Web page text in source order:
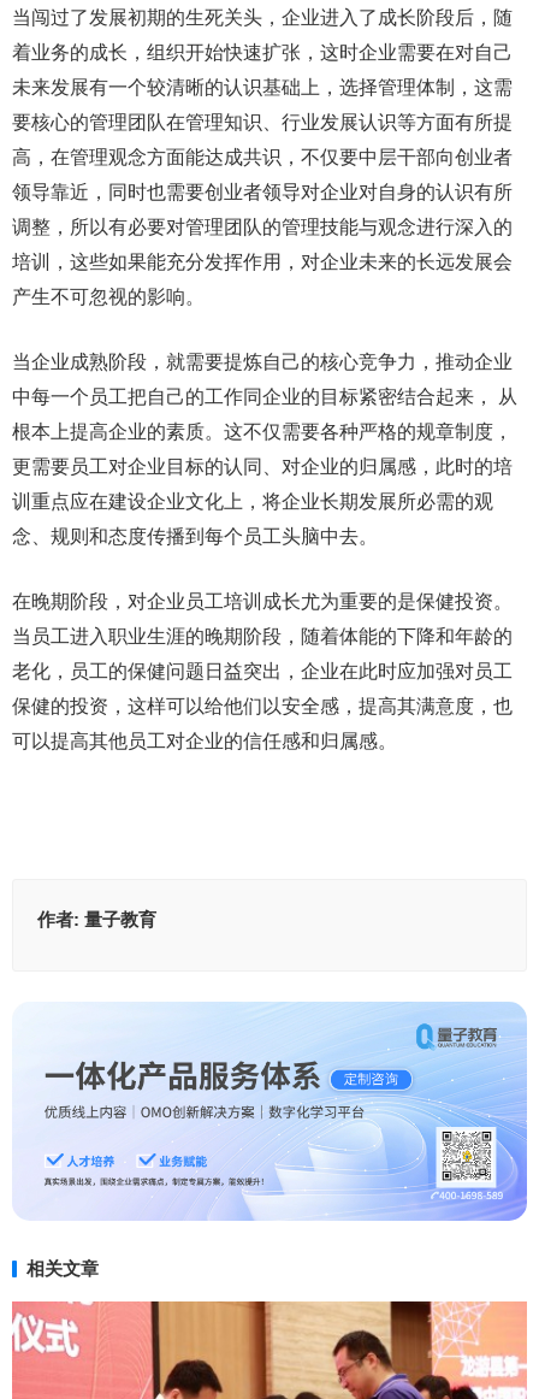
当闯过了发展初期的生死关头，企业进入了成长阶段后，随
着业务的成长，组织开始快速扩张，这时企业需要在对自己
未来发展有一个较清晰的认识基础上，选择管理体制，这需
要核心的管理团队在管理知识、行业发展认识等方面有所提
高，在管理观念方面能达成共识，不仅要中层干部向创业者
领导靠近，同时也需要创业者领导对企业对自身的认识有所
调整，所以有必要对管理团队的管理技能与观念进行深入的
培训，这些如果能充分发挥作用，对企业未来的长远发展会
产生不可忽视的影响。
当企业成熟阶段，就需要提炼自己的核心竞争力，推动企业
中每一个员工把自己的工作同企业的目标紧密结合起来， 从
根本上提高企业的素质。这不仅需要各种严格的规章制度，
更需要员工对企业目标的认同、对企业的归属感，此时的培
训重点应在建设企业文化上，将企业长期发展所必需的观
念、规则和态度传播到每个员工头脑中去。
在晚期阶段，对企业员工培训成长尤为重要的是保健投资。
当员工进入职业生涯的晚期阶段，随着体能的下降和年龄的
老化，员工的保健问题日益突出，企业在此时应加强对员工
保健的投资，这样可以给他们以安全感，提高其满意度，也
可以提高其他员工对企业的信任感和归属感。
作者: 量子教育
相关文章